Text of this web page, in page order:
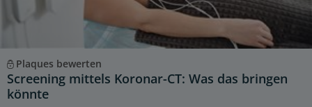
Plaques bewerten
Screening mittels Koronar-CT: Was das bringen
könnte